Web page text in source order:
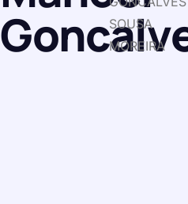
SOUSA
MOREIRA